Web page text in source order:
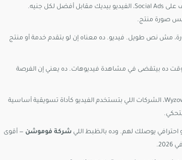
لما بتصرف على Social Ads، الفيديو بيديك مقابل أفضل لكل جنيه.
بس صورة منتج.
مش نص طويل. فيديو. ده معناه إن لو بتقدم خدمة أو منتج
ده بيتقضى في مشاهدة فيديوهات. ده يعني إن الفرصة
وفقاً لدراسات Wyzowl 2024، الشركات اللي بتستخدم الفيديو كأداة تسويقية أساسية
يوصلك لهم. وده بالظبط اللي شركة فوموشن — أقوى